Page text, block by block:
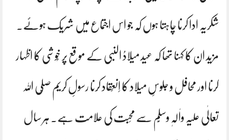
شکریہ ادا کرنا چاہتا ہوں کہ جو اس اجتماع میں شریک ہوئے۔
مزید ان کا کہنا تھا کہ عید میلادُ النبی کے موقع پر خُوشی کا اظہار
کرنا اور محافل و جلوسِ میلاد کا اِنعِقاد کرنا رسولِ کریم صلَّی اللہ
تعالٰی علیہ واٰلہٖ وسلَّم سے مَحبت کی علامت ہے۔ ہر سال